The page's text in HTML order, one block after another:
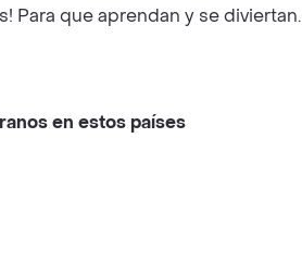
Para que aprendan y se diviertan.
en estos países